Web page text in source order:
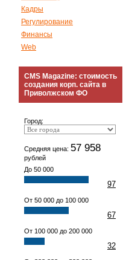
Кадры
Регулирование
Финансы
Web
CMS Magazine: стоимость
создания корп. сайта в
Приволжском ФО
Город:
Средняя цена: 57 958
рублей
До 50 000
97
От 50 000 до 100 000
67
От 100 000 до 200 000
32